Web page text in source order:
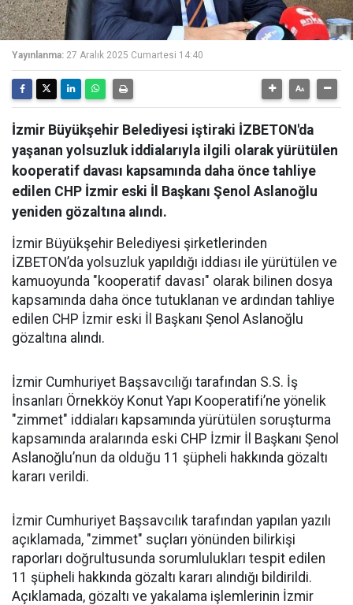
Yayınlanma: 27 Aralık 2025 Cumartesi 14:40
İzmir Büyükşehir Belediyesi iştiraki İZBETON'da
yaşanan yolsuzluk iddialarıyla ilgili olarak yürütülen
kooperatif davası kapsamında daha önce tahliye
edilen CHP İzmir eski İl Başkanı Şenol Aslanoğlu
yeniden gözaltına alındı.
İzmir Büyükşehir Belediyesi şirketlerinden
İZBETON’da yolsuzluk yapıldığı iddiası ile yürütülen ve
kamuoyunda "kooperatif davası" olarak bilinen dosya
kapsamında daha önce tutuklanan ve ardından tahliye
edilen CHP İzmir eski İl Başkanı Şenol Aslanoğlu
gözaltına alındı.
İzmir Cumhuriyet Başsavcılığı tarafından S.S. İş
İnsanları Örnekköy Konut Yapı Kooperatifi’ne yönelik
"zimmet" iddiaları kapsamında yürütülen soruşturma
kapsamında aralarında eski CHP İzmir İl Başkanı Şenol
Aslanoğlu’nun da olduğu 11 şüpheli hakkında gözaltı
kararı verildi.
İzmir Cumhuriyet Başsavcılık tarafından yapılan yazılı
açıklamada, "zimmet" suçları yönünden bilirkişi
raporları doğrultusunda sorumlulukları tespit edilen
11 şüpheli hakkında gözaltı kararı alındığı bildirildi.
Açıklamada, gözaltı ve yakalama işlemlerinin İzmir